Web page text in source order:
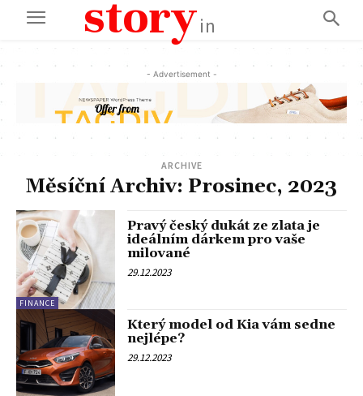
storyin
- Advertisement -
ARCHIVE
Měsíční Archiv: Prosinec, 2023
FINANCE
Pravý český dukát ze zlata je
ideálním dárkem pro vaše
milované
29.12.2023
Který model od Kia vám sedne
nejlépe?
29.12.2023